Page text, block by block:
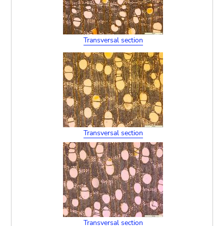
Transversal section
Transversal section
Transversal section